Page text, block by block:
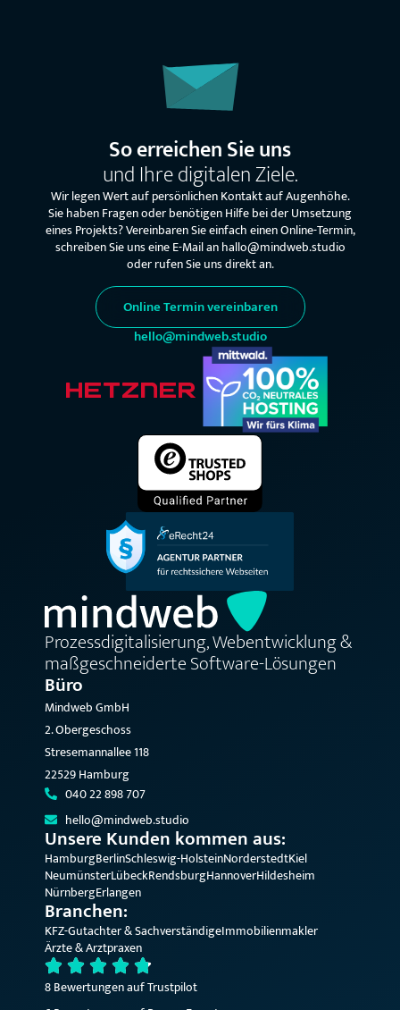
So erreichen Sie uns
und Ihre digitalen Ziele.
Wir legen Wert auf persönlichen Kontakt auf Augenhöhe.
Sie haben Fragen oder benötigen Hilfe bei der Umsetzung
eines Projekts? Vereinbaren Sie einfach einen Online-Termin,
schreiben Sie uns eine E-Mail an hallo@mindweb.studio
oder rufen Sie uns direkt an.
Online Termin vereinbaren
hello@mindweb.studio
Prozessdigitalisierung, Webentwicklung &
maßgeschneiderte Software-Lösungen
Büro
Mindweb GmbH
2. Obergeschoss
Stresemannallee 118
22529 Hamburg
040 22 898 707
hello@mindweb.studio
Unsere Kunden kommen aus:
HamburgBerlinSchleswig-HolsteinNorderstedtKiel
NeumünsterLübeckRendsburgHannoverHildesheim
NürnbergErlangen
Branchen:
KFZ-Gutachter & SachverständigeImmobilienmakler
Ärzte & Arztpraxen
8 Bewertungen auf Trustpilot